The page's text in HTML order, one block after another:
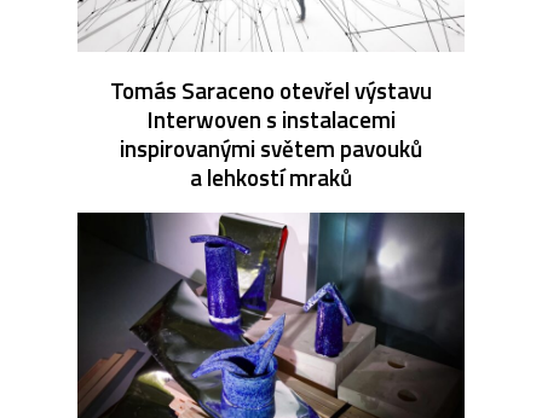
Tomás Saraceno otevřel výstavu
Interwoven s instalacemi
inspirovanými světem pavouků
a lehkostí mraků